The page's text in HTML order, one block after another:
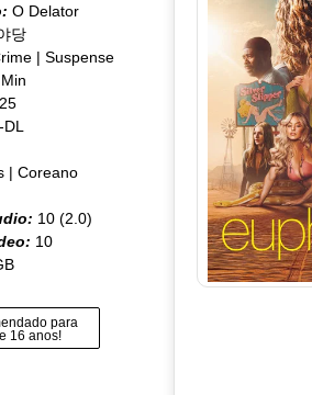
O Delator
당
| Suspense
| Coreano
10 (2.0)
10
para
16 anos!
Euphoria
Torrent